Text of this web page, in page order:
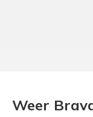
Weer